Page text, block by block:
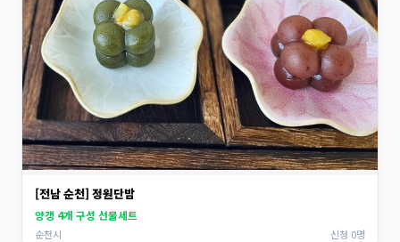
[전남 순천] 정원단밤
양갱 4개 구성 선물세트
순천시 신청 0명